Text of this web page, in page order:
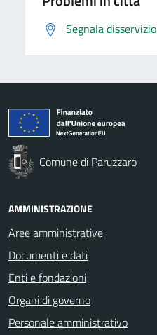
Segnala disservizio
Comune di Paruzzaro
AMMINISTRAZIONE
Aree amministrative
Documenti e dati
Enti e fondazioni
Organi di governo
Personale amministrativo